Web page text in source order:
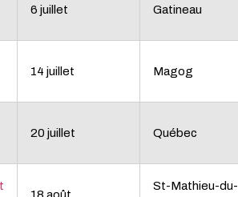
6 juillet Gatineau
14 juillet Magog
20 juillet Québec
St-Mathieu-du-